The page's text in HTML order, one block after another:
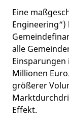
Eine
Engineering“)
alle
Millionen
größerer
Effekt.